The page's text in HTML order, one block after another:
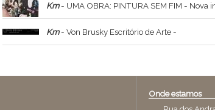
Km- UMA OBRA: PINTURA SEM FIM - Nova instalação interativa de Gui Teixeira transforma visitantes em coautores de uma
Km- Von Brusky Escritório de Arte -
Onde estamos